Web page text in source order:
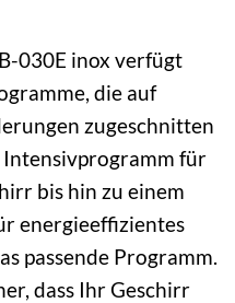
030E inox verfügt
die auf
zugeschnitten
Intensivprogramm für
bis hin zu einem
energieeffizientes
passende Programm.
dass Ihr Geschirr